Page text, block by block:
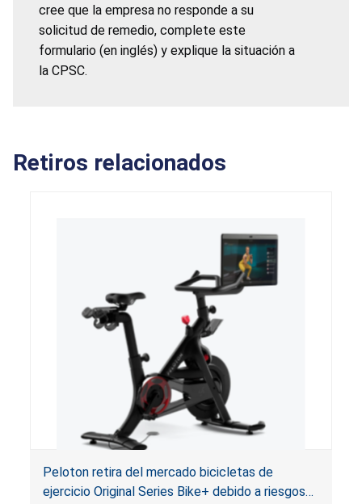
cree que la empresa no responde a su
solicitud de remedio, complete este
formulario (en inglés) y explique la situación a
la CPSC.
Retiros relacionados
Peloton retira del mercado bicicletas de
ejercicio Original Series Bike+ debido a riesgos